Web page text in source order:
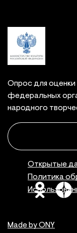
Опрос для
федеральных
народного
Made by ONY
Открытые
Политика